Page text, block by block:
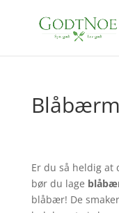
Er du så heldig at
bør du lage
blåbær! De